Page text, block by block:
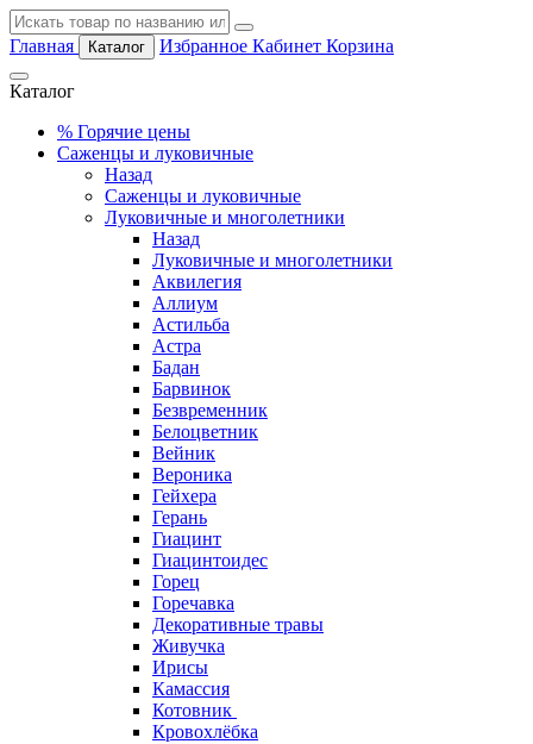
Главная Каталог Избранное Кабинет Корзина
Каталог
% Горячие цены
Саженцы и луковичные
Назад
Саженцы и луковичные
Луковичные и многолетники
Назад
Луковичные и многолетники
Аквилегия
Аллиум
Астильба
Астра
Бадан
Барвинок
Безвременник
Белоцветник
Вейник
Вероника
Гейхера
Герань
Гиацинт
Гиацинтоидес
Горец
Горечавка
Декоративные травы
Живучка
Ирисы
Камассия
Котовник
Кровохлёбка